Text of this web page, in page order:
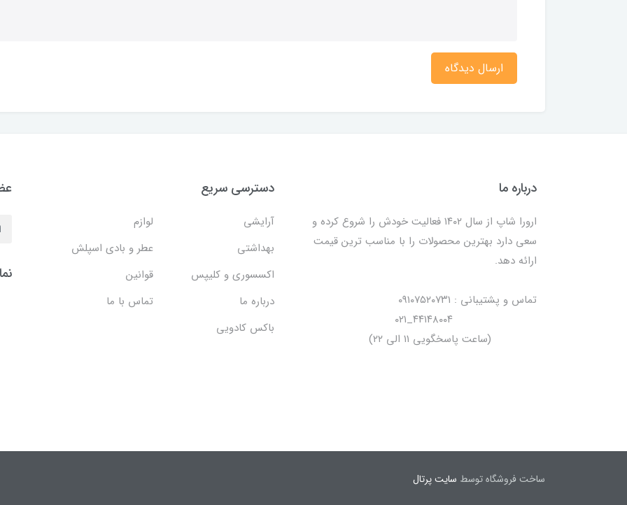
ارسال دیدگاه
درباره ما
ارورا شاپ از سال ۱۴۰۲ فعالیت خودش را شروع کرده و
سعی دارد بهترین محصولات را با مناسب ترین قیمت
ارائه دهد.
تماس و پشتیبانی : ۰۹۱۰۷۵۲۰۷۳۱
(ساعت پاسخگویی ۱۱ الی ۲۲)
دسترسی سریع
آرایشی
لوازم
بهداشتی
عطر و بادی اسپلش
اکسسوری و کلیپس
قوانین
درباره ما
تماس با ما
باکس کادویی
ساخت فروشگاه توسط سایت پرتال